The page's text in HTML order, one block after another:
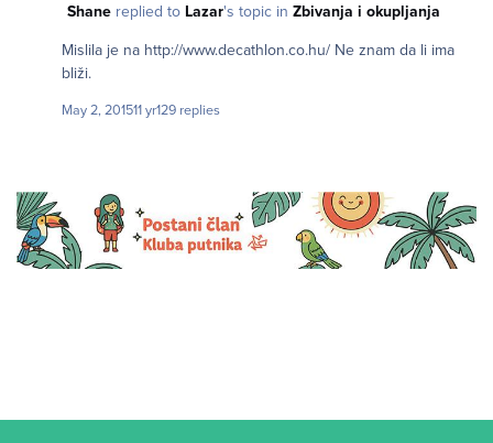
Shanereplied to Lazar's topic in Zbivanja i okupljanja
Mislila je na http://www.decathlon.co.hu/ Ne znam da li ima
bliži.
May 2, 201511 yr129 replies